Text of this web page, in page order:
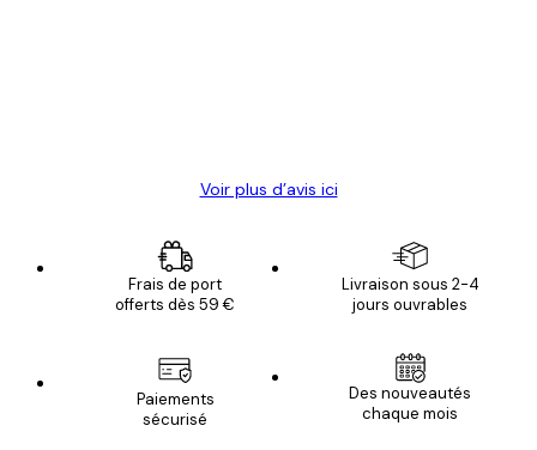
Voir plus d’avis ici
Frais de port
offerts dès 59 €
Livraison sous 2-4
jours ouvrables
Paiements
sécurisé
Des nouveautés
chaque mois